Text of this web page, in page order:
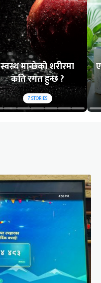
स्वस्थ मान्छेको शरीरमा
कति रगत हुन्छ ?
7STORIES